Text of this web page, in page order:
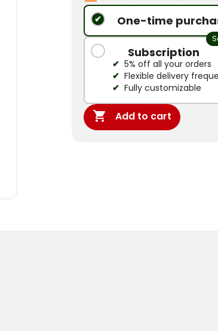
One-time
Subscription
5% off all your orders
Flexible delivery
Fully customizable
 Add to cart